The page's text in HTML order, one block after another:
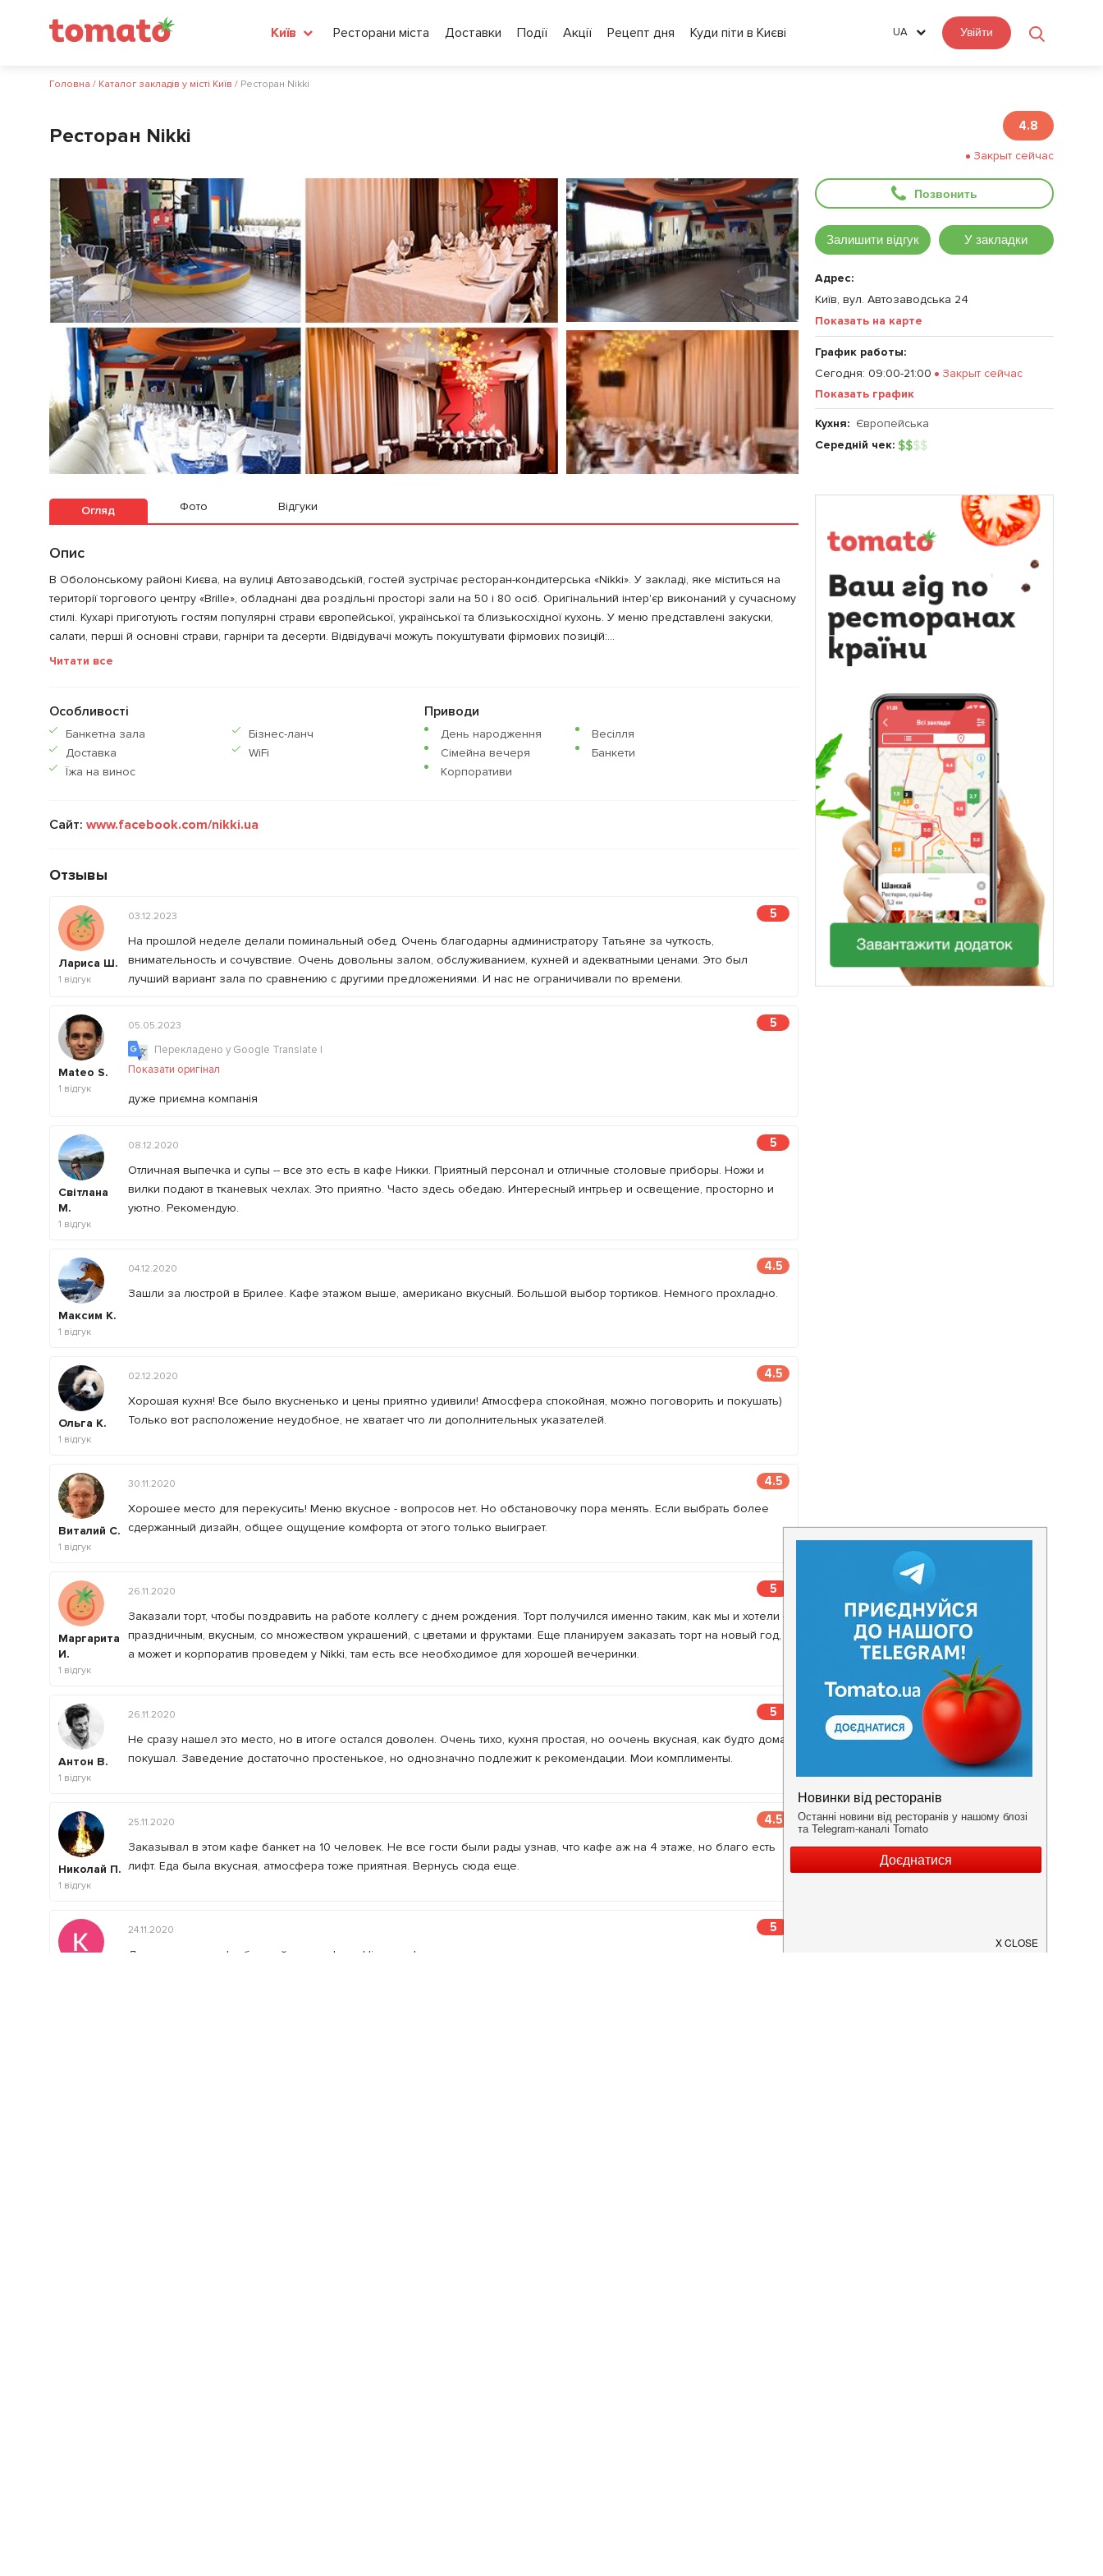
Київ Ресторани міста Доставки Події Акції Рецепт дня Куди піти в Києві UA Увійти
Головна / Каталог закладів у місті Київ / Ресторан Nikki
Ресторан Nikki 4.8
Закрыт сейчас
Позвонить
Залишити відгук У закладки
Адрес:
Київ, вул. Автозаводська 24
Показать на карте
График работы:
Сегодня: 09:00-21:00
Закрыт сейчас
Показать график
Кухня: Європейська
Середній чек: $$$$
Огляд Фото Відгуки
Опис
В Оболонському районі Києва, на вулиці Автозаводській, гостей зустрічає ресторан-кондитерська «Nikki». У закладі, яке міститься на
території торгового центру «Brille», обладнані два роздільні просторі зали на 50 і 80 осіб. Оригінальний інтер'єр виконаний у сучасному
стилі. Кухарі приготують гостям популярні страви європейської, української та близькосхідної кухонь. У меню представлені закуски,
салати, перші й основні страви, гарніри та десерти. Відвідувачі можуть покуштувати фірмових позицій:...
Читати все
Особливості
Банкетна зала
Бiзнес-ланч
Доставка
WiFi
Їжа на винос
Приводи
День народження
Весілля
Сімейна вечеря
Банкети
Корпоративи
Сайт: www.facebook.com/nikki.ua
Отзывы
Лариса Ш.
1 відгук
5
03.12.2023
На прошлой неделе делали поминальный обед. Очень благодарны администратору Татьяне за чуткость,
внимательность и сочувствие. Очень довольны залом, обслуживанием, кухней и адекватными ценами. Это был
лучший вариант зала по сравнению с другими предложениями. И нас не ограничивали по времени.
Mateo S.
1 відгук
5
05.05.2023
Перекладено у Google Translate |
Показати оригінал
дуже приємна компанія
Світлана
М.
1 відгук
5
08.12.2020
Отличная выпечка и супы -- все это есть в кафе Никки. Приятный персонал и отличные столовые приборы. Ножи и
вилки подают в тканевых чехлах. Это приятно. Часто здесь обедаю. Интересный интрьер и освещение, просторно и
уютно. Рекомендую.
Максим К.
1 відгук
4.5
04.12.2020
Зашли за люстрой в Брилее. Кафе этажом выше, американо вкусный. Большой выбор тортиков. Немного прохладно.
Ольга К.
1 відгук
4.5
02.12.2020
Хорошая кухня! Все было вкусненько и цены приятно удивили! Атмосфера спокойная, можно поговорить и покушать)
Только вот расположение неудобное, не хватает что ли дополнительных указателей.
Виталий С.
1 відгук
4.5
30.11.2020
Хорошее место для перекусить! Меню вкусное - вопросов нет. Но обстановочку пора менять. Если выбрать более
сдержанный дизайн, общее ощущение комфорта от этого только выиграет.
Маргарита
И.
1 відгук
5
26.11.2020
Заказали торт, чтобы поздравить на работе коллегу с днем рождения. Торт получился именно таким, как мы и хотели -
праздничным, вкусным, со множеством украшений, с цветами и фруктами. Еще планируем заказать торт на новый год,
а может и корпоратив проведем у Nikki, там есть все необходимое для хорошей вечеринки.
Антон В.
1 відгук
5
26.11.2020
Не сразу нашел это место, но в итоге остался доволен. Очень тихо, кухня простая, но оочень вкусная, как будто дома
покушал. Заведение достаточно простенькое, но однозначно подлежит к рекомендации. Мои комплименты.
Николай П.
1 відгук
4.5
25.11.2020
Заказывал в этом кафе банкет на 10 человек. Не все гости были рады узнав, что кафе аж на 4 этаже, но благо есть
лифт. Еда была вкусная, атмосфера тоже приятная. Вернусь сюда еще.
5
24.11.2020
Дуже приємне кафе без зайвого пафосу. Цікаве оформлення залу, є невелика сцена для проведення святкувань чи